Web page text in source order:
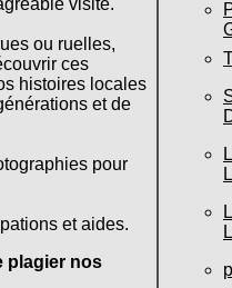
ou ruelles,
ces
histoires locales
et de
pour
et aides.
plagier nos